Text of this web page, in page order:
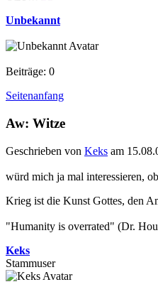
Unbekannt
Beiträge: 0
Seitenanfang
Aw: Witze
Geschrieben von Keks am
würd mich ja mal interessieren,
Krieg ist die Kunst Gottes, den
"Humanity is overrated" (Dr.
Keks
Stammuser